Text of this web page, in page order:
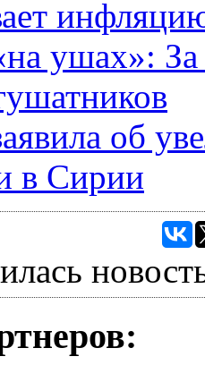
ушах»:
об
в Сирии